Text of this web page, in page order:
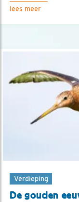
lees meer
Verdieping
De gouden